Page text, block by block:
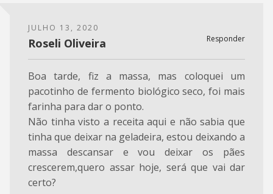
JULHO 13, 2020
Responder
Roseli Oliveira
Boa tarde, fiz a massa, mas coloquei um
pacotinho de fermento biológico seco, foi mais
farinha para dar o ponto.
Não tinha visto a receita aqui e não sabia que
tinha que deixar na geladeira, estou deixando a
massa descansar e vou deixar os pães
crescerem,quero assar hoje, será que vai dar
certo?